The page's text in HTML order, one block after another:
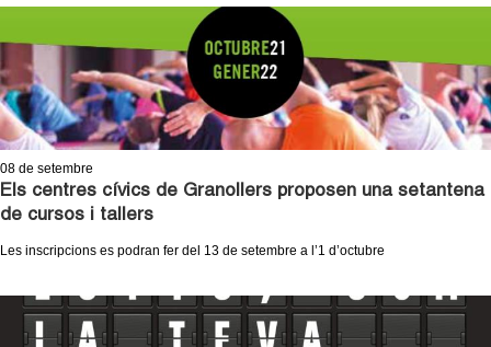
08 de setembre
Els centres cívics de Granollers proposen una setantena
de cursos i tallers
Les inscripcions es podran fer del 13 de setembre a l’1 d’octubre